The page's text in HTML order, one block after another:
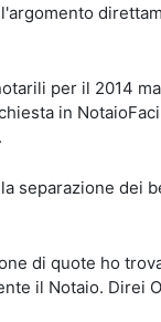
per il 2014
in
separazione dei
di quote ho
il Notaio. Direi